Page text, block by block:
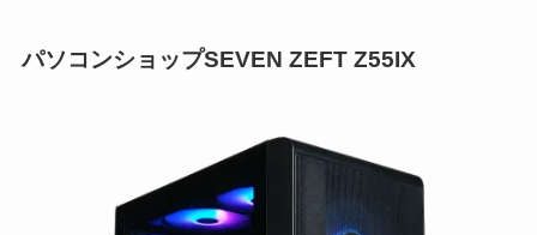
パソコンショップSEVEN ZEFT Z55IX